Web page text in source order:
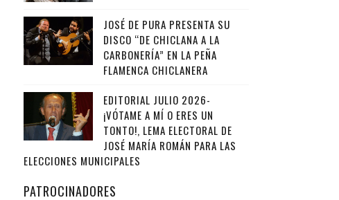
JOSÉ DE PURA PRESENTA SU
DISCO “DE CHICLANA A LA
CARBONERÍA” EN LA PEÑA
FLAMENCA CHICLANERA
EDITORIAL JULIO 2026-
¡VÓTAME A MÍ O ERES UN
TONTO!, LEMA ELECTORAL DE
JOSÉ MARÍA ROMÁN PARA LAS
ELECCIONES MUNICIPALES
PATROCINADORES